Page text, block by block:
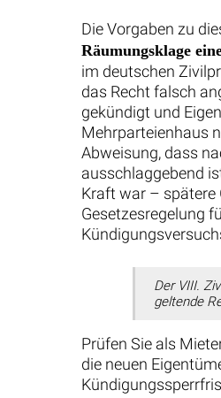
Die Vorgaben zu
Räumungsklage
im deutschen
das Recht falsch
gekündigt und
Mehrparteienhaus
Abweisung, dass
ausschlaggebend
Kraft war – spätere
Gesetzesregelung
Der VIII.
geltende
Prüfen Sie als
die neuen